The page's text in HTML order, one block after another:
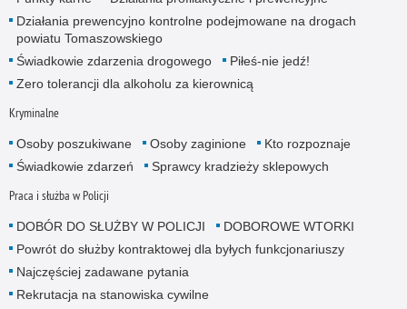
Działania prewencyjno kontrolne podejmowane na drogach
powiatu Tomaszowskiego
Świadkowie zdarzenia drogowego
Piłeś-nie jedź!
Zero tolerancji dla alkoholu za kierownicą
Kryminalne
Osoby poszukiwane Osoby zaginione
Kto rozpoznaje
Świadkowie zdarzeń
Sprawcy kradzieży sklepowych
Praca i służba w Policji
DOBÓR DO SŁUŻBY W POLICJI
DOBOROWE WTORKI
Powrót do służby kontraktowej dla byłych funkcjonariuszy
Najczęściej zadawane pytania
Rekrutacja na stanowiska cywilne